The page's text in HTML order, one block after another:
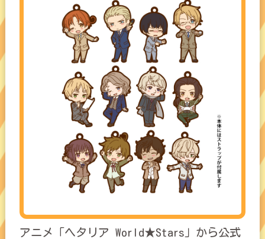
アニメ「ヘタリア World★Stars」から公式